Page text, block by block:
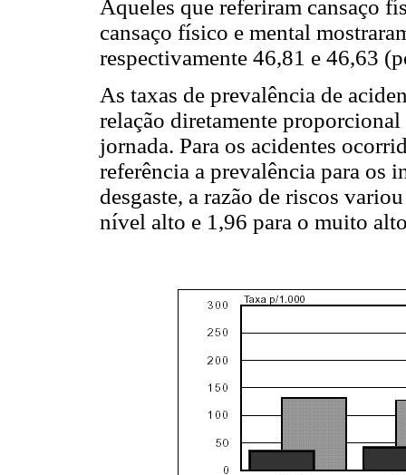
Aqueles que referiram cansaço
cansaço físico e mental
respectivamente 46,81 e 46,63
As taxas de prevalência de
relação diretamente
jornada. Para os acidentes
referência a prevalência para os
desgaste, a razão de riscos
nível alto e 1,96 para o muito